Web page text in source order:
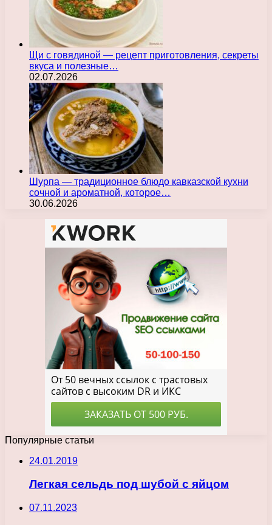
Щи с говядиной — рецепт приготовления, секреты
вкуса и полезные…
02.07.2026
Шурпа — традиционное блюдо кавказской кухни
сочной и ароматной, которое…
30.06.2026
Популярные статьи
24.01.2019
Легкая сельдь под шубой с яйцом
07.11.2023